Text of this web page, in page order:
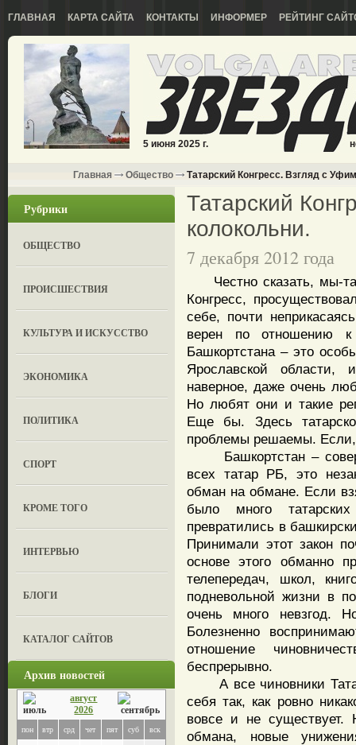
ГЛАВНАЯ КАРТА САЙТА КОНТАКТЫ ИНФОРМЕР РЕЙТИНГ
5 июня 2025 г.
Главная Общество Татарский Конгресс. Взгляд с
Рубрики
ОБЩЕСТВО
ПРОИСШЕСТВИЯ
КУЛЬТУРА И ИСКУССТВО
ЭКОНОМИКА
ПОЛИТИКА
СПОРТ
КРОМЕ ТОГО
ИНТЕРВЬЮ
БЛОГИ
КАТАЛОГ САЙТОВ
Архив новостей
август
2026
пон втр срд чет пят суб вск
Татарский
колокольни.
7 декабря 2012 года
Честно сказать, мы-
Конгресс,
себе, почти
верен по отношению к
Башкортстана – это
Ярославской
наверное, даже очень
Но любят они и такие
Еще бы. Здесь
проблемы решаемы.
Башкортстан –
всех татар РБ, это
обман на обмане. Если
было много
превратились в
Принимали этот закон
основе этого обманно
телепередач, школ,
подневольной жизни в
очень много невзгод.
Болезненно
отношение
беспрерывно.
А все чиновники
себя так, как ровно
вовсе и не существует.
обмана, новые